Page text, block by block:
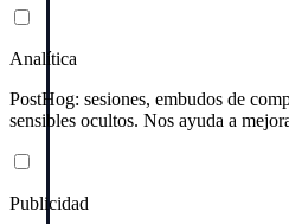
Analítica
PostHog: sesiones, embudos de
sensibles ocultos. Nos ayuda a
Publicidad